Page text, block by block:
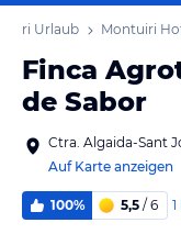
Urlaub Montuiri
Finca
de Sabor
Ctra. Algaida-Sant
Auf Karte anzeigen
100% 5,5 / 6 1